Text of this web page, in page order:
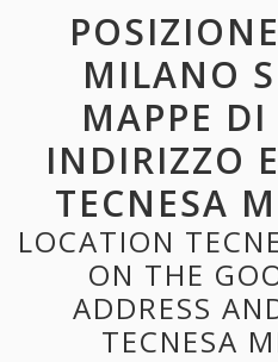
MILANO
MAPPE
INDIRIZZO
TECNESA
LOCATION
ON THE
ADDRESS
TECNESA